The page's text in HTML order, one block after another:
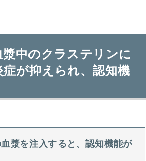
中のクラステリンに
症が抑えられ、認知機
漿を注入すると、認知機能が